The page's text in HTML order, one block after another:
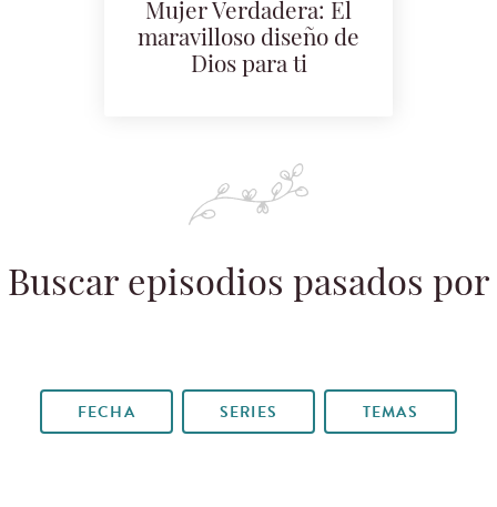
Mujer Verdadera: El
maravilloso diseño de
Dios para ti
Buscar episodios pasados por
FECHA SERIES TEMAS